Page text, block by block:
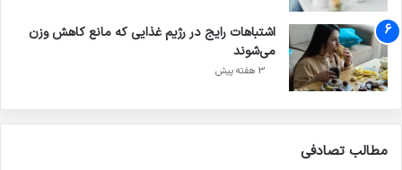
اشتباهات رایج در رژیم غذایی که مانع کاهش وزن
می‌شوند
3 هفته پیش
مطالب تصادفی